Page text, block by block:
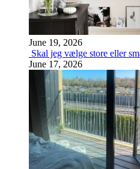
June 19, 2026
Skal jeg vælge store eller
June 17, 2026